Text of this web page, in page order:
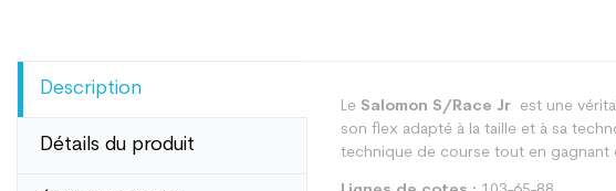
Description
Détails du produit
Le Salomon S/Race Jr est une
son flex adapté à la taille et à sa
technique de course tout en gagnant